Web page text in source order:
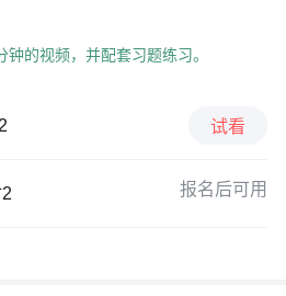
的视频，并配套习题练习。
试看
报名后可用